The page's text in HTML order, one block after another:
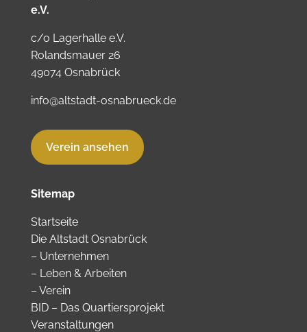
e.V.
c/o Lagerhalle e.V.
Rolandsmauer 26
49074 Osnabrück
info@altstadt-osnabrueck.de
Verein ansehen
Sitemap
Startseite
Die Altstadt Osnabrück
– Unternehmen
– Leben & Arbeiten
– Verein
BID – Das Quartiersprojekt
Veranstaltungen